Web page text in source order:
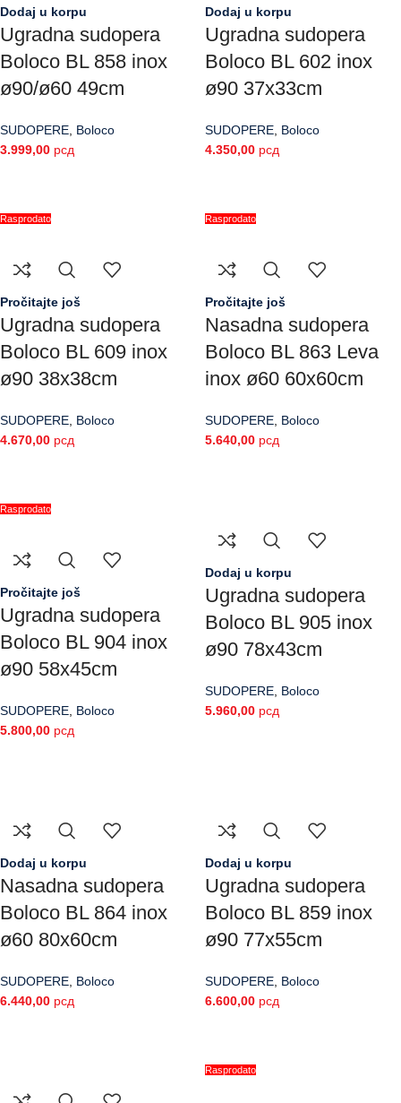
Dodaj u korpu
Ugradna sudopera
Boloco BL 858 inox
ø90/ø60 49cm
SUDOPERE Boloco
3.999,00 рсд
Dodaj u korpu
Ugradna sudopera
Boloco BL 602 inox
ø90 37x33cm
SUDOPERE Boloco
4.350,00 рсд
Rasprodato
Pročitajte još
Ugradna sudopera
Boloco BL 609 inox
ø90 38x38cm
SUDOPERE Boloco
4.670,00 рсд
Rasprodato
Pročitajte još
Nasadna sudopera
Boloco BL 863 Leva
inox ø60 60x60cm
SUDOPERE Boloco
5.640,00 рсд
Rasprodato
Pročitajte još
Ugradna sudopera
Boloco BL 904 inox
ø90 58x45cm
SUDOPERE Boloco
5.800,00 рсд
Dodaj u korpu
Ugradna sudopera
Boloco BL 905 inox
ø90 78x43cm
SUDOPERE Boloco
5.960,00 рсд
Dodaj u korpu
Nasadna sudopera
Boloco BL 864 inox
ø60 80x60cm
SUDOPERE Boloco
6.440,00 рсд
Dodaj u korpu
Ugradna sudopera
Boloco BL 859 inox
ø90 77x55cm
SUDOPERE Boloco
6.600,00 рсд
Rasprodato